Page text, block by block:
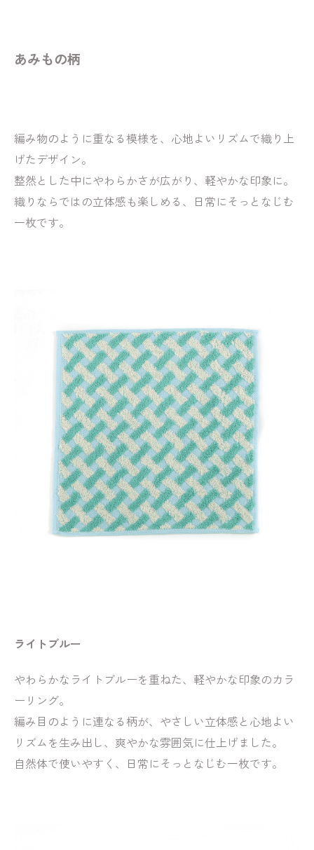
あみもの柄
編み物のように重なる模様を、心地よいリズムで織り上
げたデザイン。
整然とした中にやわらかさが広がり、軽やかな印象に。
織りならではの立体感も楽しめる、日常にそっとなじむ
一枚です。
ライトブルー
やわらかなライトブルーを重ねた、軽やかな印象のカラ
ーリング。
編み目のように連なる柄が、やさしい立体感と心地よい
リズムを生み出し、爽やかな雰囲気に仕上げました。
自然体で使いやすく、日常にそっとなじむ一枚です。